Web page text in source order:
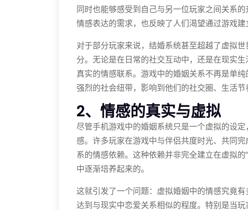
同时也能够感受到自己与另一位玩家之间关系
情感表达的需求，也反映了人们渴望通过游戏建
对于部分玩家来说，结婚系统甚至超越了虚拟
分。无论是在日常的社交互动中，还是在现实
真实的情感联系。游戏中的婚姻关系不再是单
强烈的社会纽带，影响到他们的社交圈、生活节
2、情感的真实与虚拟
尽管手机游戏中的婚姻系统只是一个虚拟的设
感。许多玩家在游戏中与伴侣共度时光、共同
系的情感依赖。这种依赖并非完全建立在虚拟
中逐渐培养起来的。
这就引发了一个问题：虚拟婚姻中的情感究竟
达到与现实中恋爱关系相似的程度。特别是当